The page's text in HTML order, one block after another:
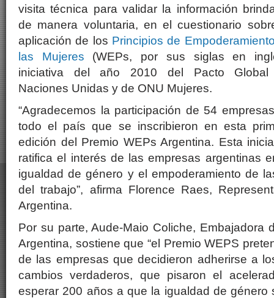
visita técnica para validar la información
de manera voluntaria, en el cuestionario
aplicación de los Principios de
las Mujeres (WEPs, por sus siglas en
iniciativa del año 2010 del Pacto
Naciones Unidas y de ONU Mujeres.
“Agradecemos la participación de 54
todo el país que se inscribieron en esta
edición del Premio WEPs Argentina. Esta
ratifica el interés de las empresas argentinas
igualdad de género y el empoderamiento de
del trabajo”, afirma Florence Raes,
Argentina.
Por su parte, Aude-Maio Coliche, Embajadora
Argentina, sostiene que “el Premio WEPS
de las empresas que decidieron adherirse a
cambios verdaderos, que pisaron el
esperar 200 años a que la igualdad de género